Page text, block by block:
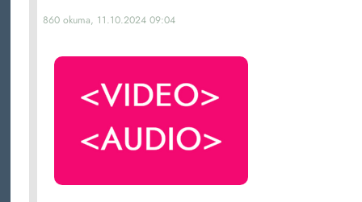
860 okuma, 11.10.2024 09:04